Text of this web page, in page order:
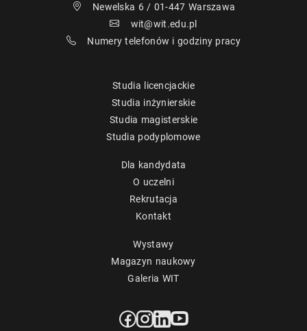
Newelska 6 / 01-447 Warszawa
wit@wit.edu.pl
Numery telefonów i godziny pracy
Studia licencjackie
Studia inżynierskie
Studia magisterskie
Studia podyplomowe
Dla kandydata
O uczelni
Rekrutacja
Kontakt
Wystawy
Magazyn naukowy
Galeria WIT